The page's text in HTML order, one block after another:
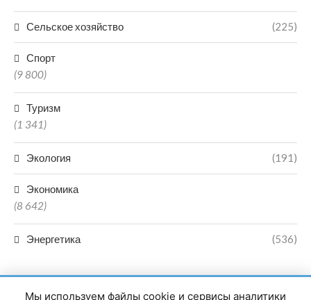
Сельское хозяйство (225)
Спорт
(9 800)
Туризм
(1 341)
Экология (191)
Экономика
(8 642)
Энергетика (536)
Мы используем файлы cookie и сервисы аналитики